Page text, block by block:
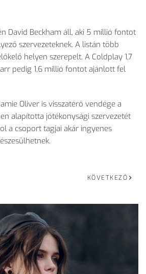
David Beckham áll, aki 5 millió fontot
szervezeteknek. A listán több
helyen szerepelt. A Coldplay 1,7
pedig 1,6 millió fontot ajánlott fel
Oliver is visszatérő vendége a
alapította jótékonysági szervezetét
a csoport tagjai akár ingyenes
KÖVETKEZŐ